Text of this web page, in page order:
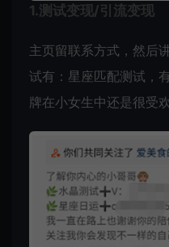
1.测试变现/引流变现
主页留联系方式，然后
试有：星座匹配测试，
牌在小女生中还是很受